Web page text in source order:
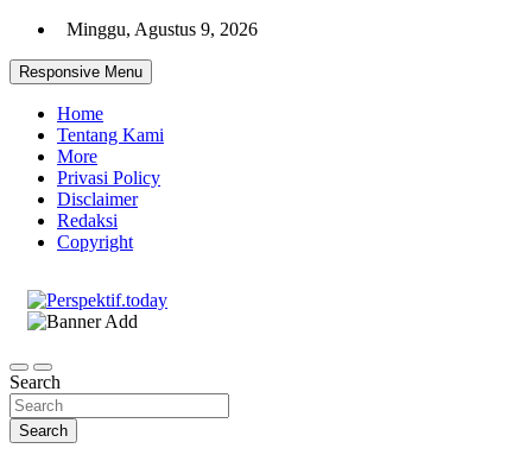
Skip
content
Minggu, Agustus 9, 2026
Responsive Menu
Home
Tentang Kami
More
Privasi Policy
Disclaimer
Redaksi
Copyright
Search
Search